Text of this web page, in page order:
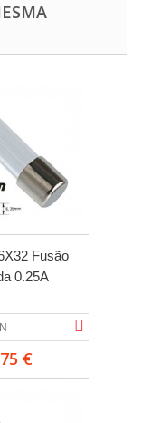
Fusão
0.25A
€